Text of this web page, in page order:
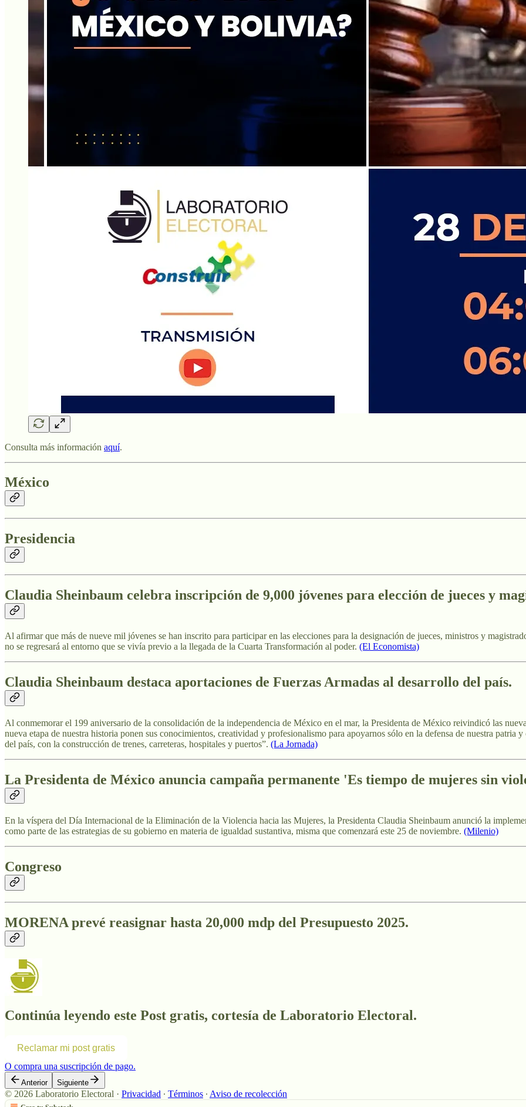
Consulta más información aquí.
México
Presidencia
Claudia Sheinbaum celebra inscripción de 9,000 jóvenes para elección de jueces y
Al afirmar que más de nueve mil jóvenes se han inscrito para participar en las elecciones para la designación de jueces, ministros y
no se regresará al entorno que se vivía previo a la llegada de la Cuarta Transformación al poder. (El Economista)
Claudia Sheinbaum destaca aportaciones de Fuerzas Armadas al desarrollo del país.
Al conmemorar el 199 aniversario de la consolidación de la independencia de México en el mar, la Presidenta de México reivindicó las
nueva etapa de nuestra historia ponen sus conocimientos, creatividad y profesionalismo para apoyarnos sólo en la defensa de nuestra patria
del país, con la construcción de trenes, carreteras, hospitales y puertos”. (La Jornada)
La Presidenta de México anuncia campaña permanente 'Es tiempo de mujeres sin
En la víspera del Día Internacional de la Eliminación de la Violencia hacia las Mujeres, la Presidenta Claudia Sheinbaum anunció la
como parte de las estrategias de su gobierno en materia de igualdad sustantiva, misma que comenzará este 25 de noviembre. (Milenio)
Congreso
MORENA prevé reasignar hasta 20,000 mdp del Presupuesto 2025.
Continúa leyendo este Post gratis, cortesía de Laboratorio Electoral.
Reclamar mi post gratis
O compra una suscripción de pago.
Anterior Siguiente
© 2026 Laboratorio Electoral · Privacidad ∙ Términos ∙ Aviso de recolección